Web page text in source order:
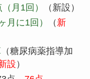
月1回）
（新設）
月に1回）
（ 新
（糖尿病薬指導加
設 ）